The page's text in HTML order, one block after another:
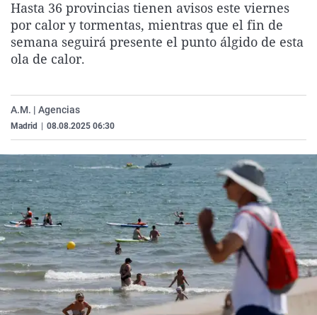
La rosa de los vientos
Gente viajera
Caso
Retornados
Extremadura
Galicia
Virales
Televisión
Hasta 36 provincias tienen avisos este viernes
por calor y tormentas, mientras que el fin de
semana seguirá presente el punto álgido de esta
ola de calor.
A.M. | Agencias
Madrid 08.08.2025 06:30